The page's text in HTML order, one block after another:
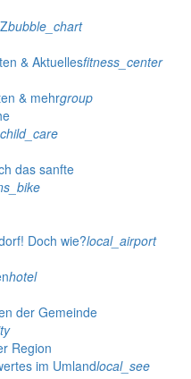
bubble_chart
& Aktuellesfitness_center
& mehrgroup
child_care
das sanfte
Doch wie?local_airport
hotel
der Gemeinde
Region
im Umlandlocal_see